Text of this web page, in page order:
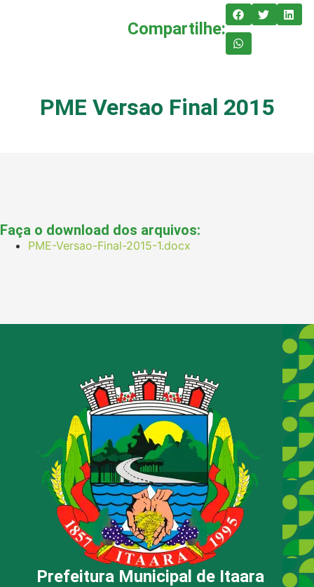
Compartilhe:
PME Versao Final 2015
Faça o download dos arquivos:
PME-Versao-Final-2015-1.docx
Prefeitura Municipal de Itaara